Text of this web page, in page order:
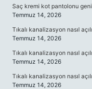
Saç kremi kot pantolonu
Temmuz 14, 2026
Tıkalı kanalizasyon nasıl
Temmuz 14, 2026
Tıkalı kanalizasyon nasıl
Temmuz 14, 2026
Tıkalı kanalizasyon nasıl
Temmuz 14, 2026